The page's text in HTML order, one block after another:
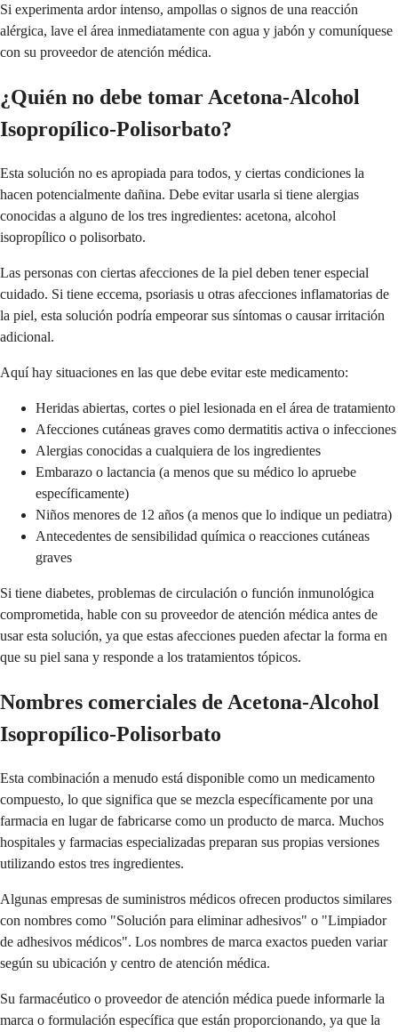
Si experimenta ardor intenso, ampollas o signos de una reacción
alérgica, lave el área inmediatamente con agua y jabón y comuníquese
con su proveedor de atención médica.
¿Quién no debe tomar Acetona-Alcohol
Isopropílico-Polisorbato?
Esta solución no es apropiada para todos, y ciertas condiciones la
hacen potencialmente dañina. Debe evitar usarla si tiene alergias
conocidas a alguno de los tres ingredientes: acetona, alcohol
isopropílico o polisorbato.
Las personas con ciertas afecciones de la piel deben tener especial
cuidado. Si tiene eccema, psoriasis u otras afecciones inflamatorias de
la piel, esta solución podría empeorar sus síntomas o causar irritación
adicional.
Aquí hay situaciones en las que debe evitar este medicamento:
Heridas abiertas, cortes o piel lesionada en el área de tratamiento
Afecciones cutáneas graves como dermatitis activa o infecciones
Alergias conocidas a cualquiera de los ingredientes
Embarazo o lactancia (a menos que su médico lo apruebe
específicamente)
Niños menores de 12 años (a menos que lo indique un pediatra)
Antecedentes de sensibilidad química o reacciones cutáneas
graves
Si tiene diabetes, problemas de circulación o función inmunológica
comprometida, hable con su proveedor de atención médica antes de
usar esta solución, ya que estas afecciones pueden afectar la forma en
que su piel sana y responde a los tratamientos tópicos.
Nombres comerciales de Acetona-Alcohol
Isopropílico-Polisorbato
Esta combinación a menudo está disponible como un medicamento
compuesto, lo que significa que se mezcla específicamente por una
farmacia en lugar de fabricarse como un producto de marca. Muchos
hospitales y farmacias especializadas preparan sus propias versiones
utilizando estos tres ingredientes.
Algunas empresas de suministros médicos ofrecen productos similares
con nombres como "Solución para eliminar adhesivos" o "Limpiador
de adhesivos médicos". Los nombres de marca exactos pueden variar
según su ubicación y centro de atención médica.
Su farmacéutico o proveedor de atención médica puede informarle la
marca o formulación específica que están proporcionando, ya que la